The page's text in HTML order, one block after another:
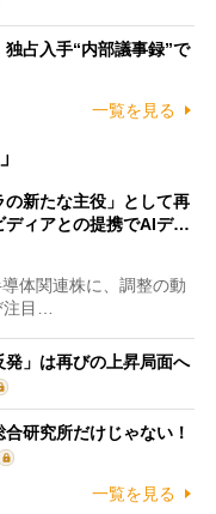
独占入手“内部議事録”で
一覧を見る
新たな主役」として再
ィアとの提携でAIデ…
体関連株に、調整の動
注目…
」は再びの上昇局面へ
研究所だけじゃない！
一覧を見る